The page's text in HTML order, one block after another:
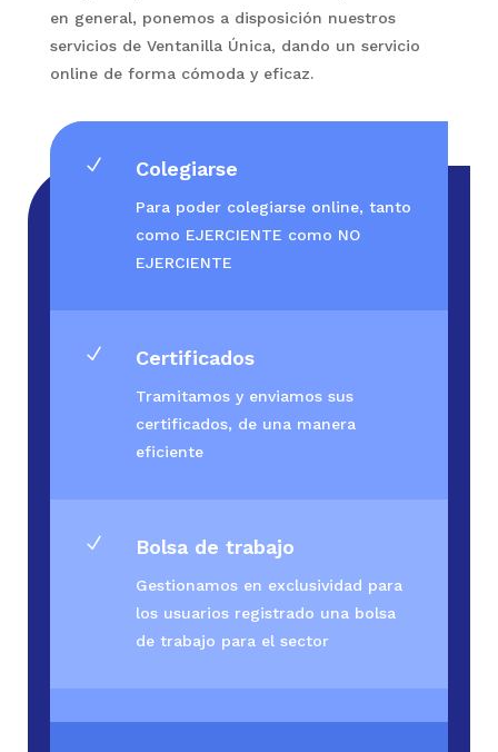
en general, ponemos a disposición nuestros
servicios de Ventanilla Única, dando un servicio
online de forma cómoda y eficaz.
N Colegiarse
Para poder colegiarse online, tanto
como EJERCIENTE como NO
EJERCIENTE
N Certificados
Tramitamos y enviamos sus
certificados, de una manera
eficiente
N Bolsa de trabajo
Gestionamos en exclusividad para
los usuarios registrado una bolsa
de trabajo para el sector